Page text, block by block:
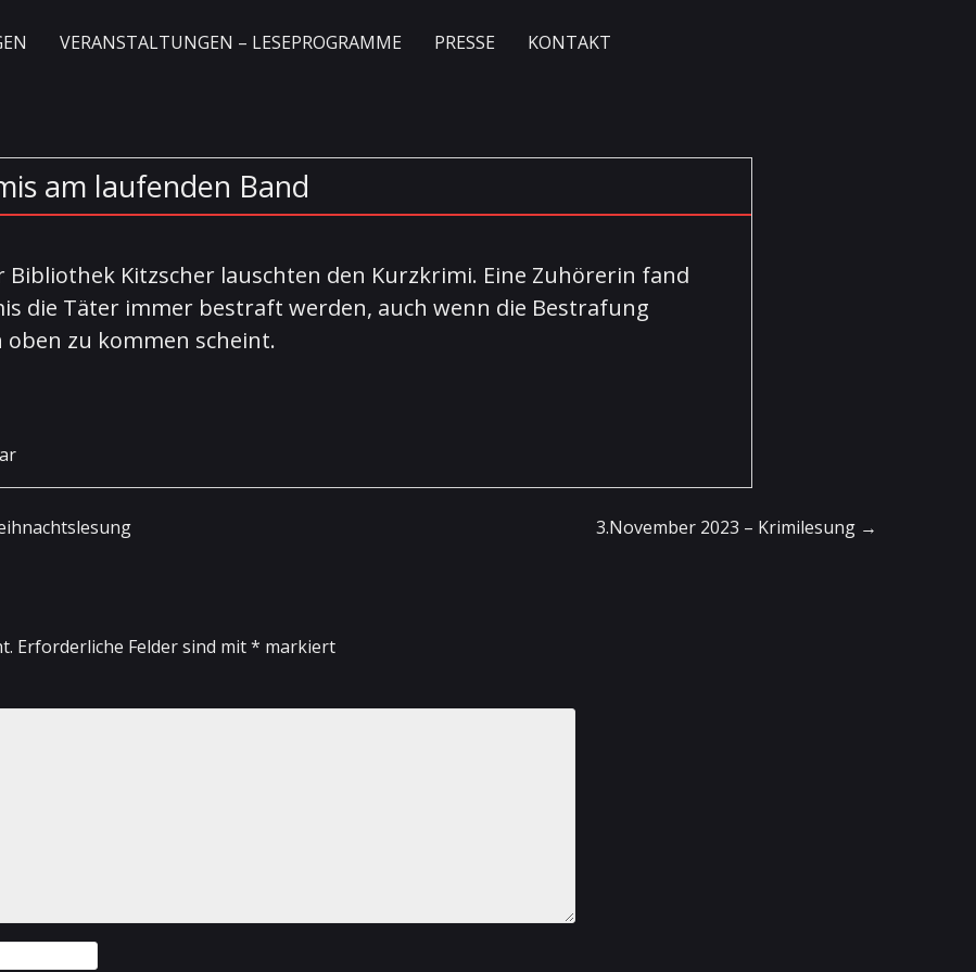
VERANSTALTUNGEN – LESEPROGRAMME PRESSE KONTAKT
am laufenden Band
Bibliothek Kitzscher lauschten den Kurzkrimi. Eine Zuhörerin fand
die Täter immer bestraft werden, auch wenn die Bestrafung
zu kommen scheint.
3.November 2023 – Krimilesung →
Erforderliche Felder sind mit* markiert